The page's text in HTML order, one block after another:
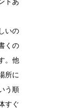
いの
くの
。他
所に
う順
すぐ